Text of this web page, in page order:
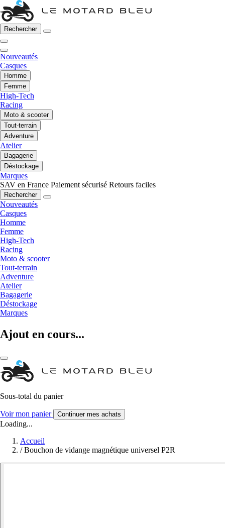
Rechercher
Nouveautés
Casques
Homme
Femme
High-Tech
Racing
Moto & scooter
Tout-terrain
Adventure
Atelier
Bagagerie
Déstockage
Marques
SAV en France Paiement sécurisé Retours faciles
Rechercher
Nouveautés
Casques
Homme
Femme
High-Tech
Racing
Moto & scooter
Tout-terrain
Adventure
Atelier
Bagagerie
Déstockage
Marques
Ajout en cours...
Sous-total du panier
Voir mon panier Continuer mes achats
Loading...
Accueil
/ Bouchon de vidange magnétique universel P2R